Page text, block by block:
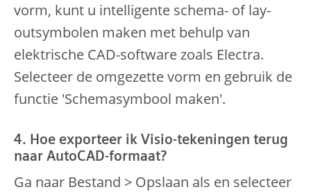
vorm, kunt u intelligente schema- of lay-
outsymbolen maken met behulp van
elektrische CAD-software zoals Electra.
Selecteer de omgezette vorm en gebruik de
functie 'Schemasymbool maken'.
4. Hoe exporteer ik Visio-tekeningen terug
naar AutoCAD-formaat?
Ga naar Bestand > Opslaan als en selecteer